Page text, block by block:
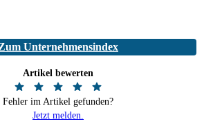
Unternehmensindex
Artikel bewerten
Fehler im Artikel gefunden?
Jetzt melden.